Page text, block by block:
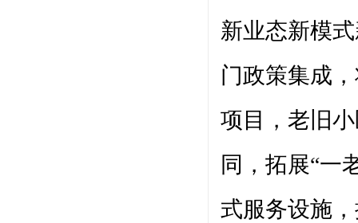
新业态新模
门政策集成
项目，老旧
同，拓展“一
式服务设施